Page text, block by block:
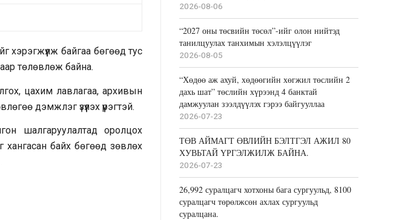
хэрэгжүүлж байгаа бөгөөд тус
төлөвлөж байна.
цахим лавлагаа, архивын
дэмжлэг үзүүлэх үүрэгтэй.
шалгаруулалтад оролцох
хангасан байх бөгөөд зөвлөх
2026-08-06
“2027 оны төсвийн төсөл”-ийг олон нийтэд
танилцуулах танхимын хэлэлцүүлэг
2026-08-05
“Хөдөө аж ахуй, хөдөөгийн хөгжил төслийн 2
дахь шат” төслийн хүрээнд 4 банктай
дамжуулан зээлдүүлэх гэрээ байгууллаа
2026-07-23
ТӨВ АЙМАГТ ӨВЛИЙН БЭЛТГЭЛ АЖИЛ 80
ХУВЬТАЙ ҮРГЭЛЖИЛЖ БАЙНА.
2026-07-23
26,992 суралцагч хотхоны бага сургуульд, 8100
суралцагч төрөлжсөн ахлах сургуульд
суралцана.